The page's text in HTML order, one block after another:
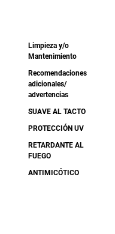
Limpieza y/o
Mantenimiento
Recomendaciones
adicionales/
advertencias
SUAVE AL TACTO
PROTECCIÓN UV
RETARDANTE AL
FUEGO
ANTIMICÓTICO